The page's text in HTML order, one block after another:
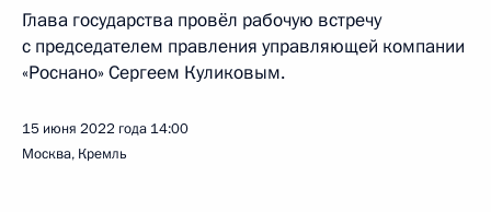
Глава государства провёл рабочую встречу
с председателем правления управляющей компании
«Роснано» Сергеем Куликовым.
15 июня 2022 года 14:00
Москва, Кремль